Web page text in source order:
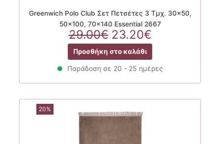
Greenwich Polo Club Σετ Πετσέτες 3 Τμχ. 30×50,
50×100, 70×140 Essential 2667
29.00€ Original
price
was:
29.00€.
23.20€Η
τρέχουσα
τιμή
είναι:
23.20€.
Προσθήκη στο καλάθι
Παράδοση σε 20 - 25 ημέρες
20%